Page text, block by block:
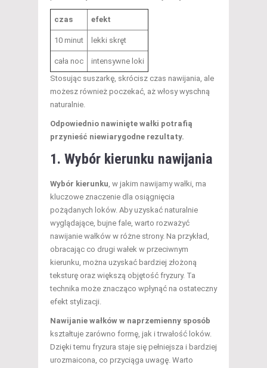
czas efekt
10 minut lekki skręt
cała noc
intensywne loki
Stosując suszarkę, skrócisz czas nawijania, ale
możesz również poczekać, aż włosy wyschną
naturalnie.
Odpowiednio nawinięte wałki potrafią
przynieść niewiarygodne rezultaty.
1. Wybór kierunku nawijania
Wybór kierunku, w jakim nawijamy wałki, ma
kluczowe znaczenie dla osiągnięcia
pożądanych loków. Aby uzyskać naturalnie
wyglądające, bujne fale, warto rozważyć
nawijanie wałków w różne strony. Na przykład,
obracając co drugi wałek w przeciwnym
kierunku, można uzyskać bardziej złożoną
teksturę oraz większą objętość fryzury. Ta
technika może znacząco wpłynąć na ostateczny
efekt stylizacji.
Nawijanie wałków w naprzemienny sposób
kształtuje zarówno formę, jak i trwałość loków.
Dzięki temu fryzura staje się pełniejsza i bardziej
urozmaicona, co przyciąga uwagę. Warto